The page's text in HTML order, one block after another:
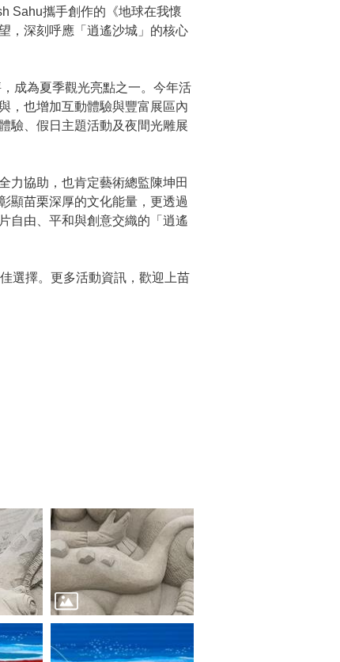
Sahu攜手創作的《地球在我懷
，深刻呼應「逍遙沙城」的核心
成為夏季觀光亮點之一。今年活
，也增加互動體驗與豐富展區內
驗、假日主題活動及夜間光雕展
力協助，也肯定藝術總監陳坤田
顯苗栗深厚的文化能量，更透過
自由、平和與創意交織的「逍遙
選擇。更多活動資訊，歡迎上苗